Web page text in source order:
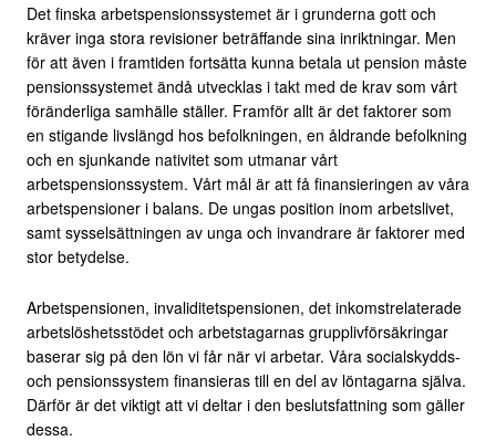
Det finska arbetspensionssystemet är i grunderna gott och
kräver inga stora revisioner beträffande sina inriktningar. Men
för att även i framtiden fortsätta kunna betala ut pension måste
pensionssystemet ändå utvecklas i takt med de krav som vårt
föränderliga samhälle ställer. Framför allt är det faktorer som
en stigande livslängd hos befolkningen, en åldrande befolkning
och en sjunkande nativitet som utmanar vårt
arbetspensionssystem. Vårt mål är att få finansieringen av våra
arbetspensioner i balans. De ungas position inom arbetslivet,
samt sysselsättningen av unga och invandrare är faktorer med
stor betydelse.
Arbetspensionen, invaliditetspensionen, det inkomstrelaterade
arbetslöshetsstödet och arbetstagarnas grupplivförsäkringar
baserar sig på den lön vi får när vi arbetar. Våra socialskydds-
och pensionssystem finansieras till en del av löntagarna själva.
Därför är det viktigt att vi deltar i den beslutsfattning som gäller
dessa.